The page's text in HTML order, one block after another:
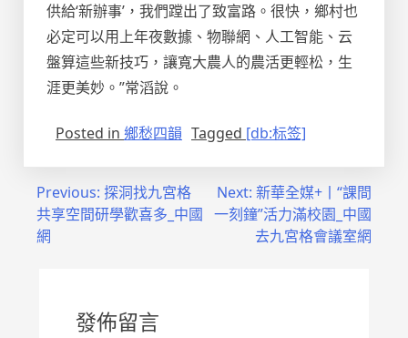
供給‘新辦事’，我們蹚出了致富路。很快，鄉村也
必定可以用上年夜數據、物聯網、人工智能、云
盤算這些新技巧，讓寬大農人的農活更輕松，生
涯更美妙。”常滔說。
Posted in 鄉愁四韻 Tagged [db:标签]
Previous: 探洞找九宮格
共享空間研學歡喜多_中國
網
Next: 新華全媒+丨“課間
一刻鐘”活力滿校園_中國
去九宮格會議室網
發佈留言